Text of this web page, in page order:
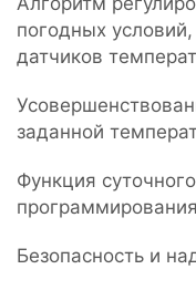
погодных
датчиков
заданной
Функция
Безопасность и